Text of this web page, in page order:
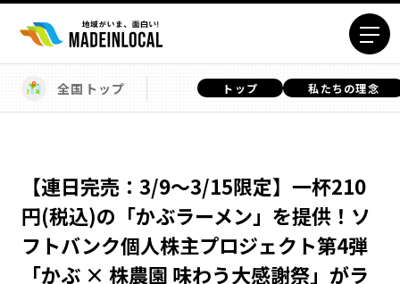
エリアから探す
岩手エリア
宮城エリア
秋田エリア
山形エリア
福島エリア
茨城エリア
栃木エリア
群馬エリア
全国トップ トップ 私たちの理念
【連日完売：3/9～3/15限定】一杯210
円(税込)の「かぶラーメン」を提供！ソ
フトバンク個人株主プロジェクト第4弾
「かぶ × 株農園 味わう大感謝祭」がラ